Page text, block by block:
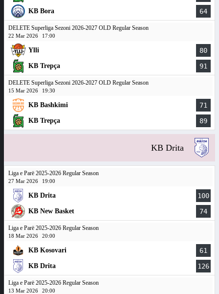
KB Bora 64
DELETE Superliga Sezoni 2026-2027 OLD Regular Season
22 Mar 2026 17:00
Ylli 80
KB Trepça 91
DELETE Superliga Sezoni 2026-2027 OLD Regular Season
15 Mar 2026 19:30
KB Bashkimi 71
KB Trepça 89
KB Drita
Liga e Parë 2025-2026 Regular Season
27 Mar 2026 19:00
KB Drita 100
KB New Basket 74
Liga e Parë 2025-2026 Regular Season
18 Mar 2026 20:00
KB Kosovari 61
KB Drita 126
Liga e Parë 2025-2026 Regular Season
13 Mar 2026 20:00